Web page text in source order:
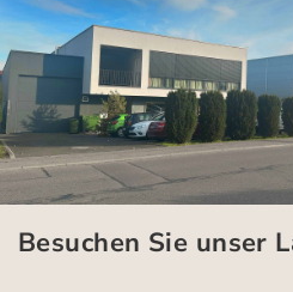
Besuchen Sie unser